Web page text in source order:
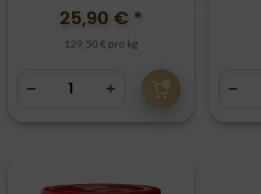
25,90 € *
129,50 € pro kg